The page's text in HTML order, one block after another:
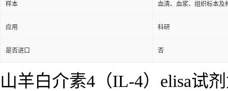
样本 血清、血浆、组织标本及
应用 科研
是否进口 否
山羊白介素4（IL-4）elisa试